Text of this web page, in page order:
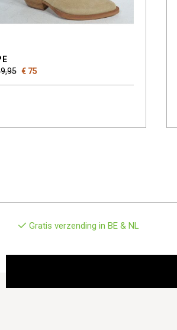
€ 75
Gratis verzending in BE & NL